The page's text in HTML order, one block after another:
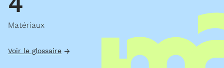
Matériaux
Voir le glossaire